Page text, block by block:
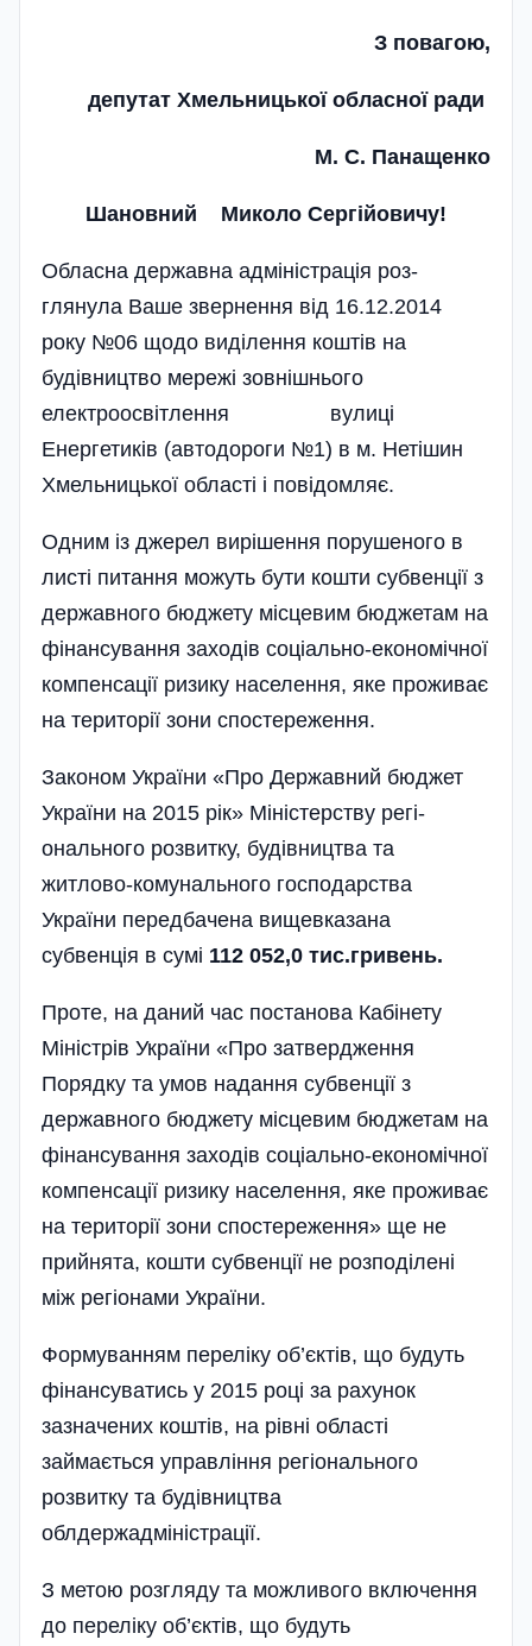
З повагою,
депутат Хмельницької обласної ради
М. С. Панащенко
Шановний Миколо Сергійовичу!
Обласна державна адміністрація роз­
глянула Ваше звернення від 16.12.2014
року №06 щодо виділення коштів на
будівництво мережі зовнішнього
електроосвітлення вулиці
Енергетиків (автодороги №1) в м. Нетішин
Хмельницької області і повідомляє.
Одним із джерел вирішення порушеного в
листі питання можуть бути кошти субвенції з
державного бюджету місцевим бюджетам на
фінансування заходів соціально-економічної
компенсації ризику населення, яке проживає
на території зони спостереження­.
Законом України «Про Державний бю­джет
України на 2015 рік» Міністерству регі­
онального розвитку, будівництва та
житлово-комунального господарства
України передбачена вищевказана
субвенція в сумі 112 052,0 тис.гривень.
Проте, на даний час постанова Кабінету
Міністрів України «Про затвердження
Порядку­ та умов надання субвенції з
державного бюдже­ту місцевим бюджетам на
фінансування захо­дів соціально-економічної
компенсації ризику населення, яке проживає
на території зони спостереження» ще не
прийнята, кошти субвенції не роз­п­о­ділені
між регіонами України­.
Формуванням переліку об’єктів, що будуть
фінансуватись у 2015 році за рахунок
зазначених коштів, на рівні області
займається управління регіонального
розвитку та будівництва
облдержадміністрації.
З метою розгляду та можливого включення
до переліку об’єктів, що будуть